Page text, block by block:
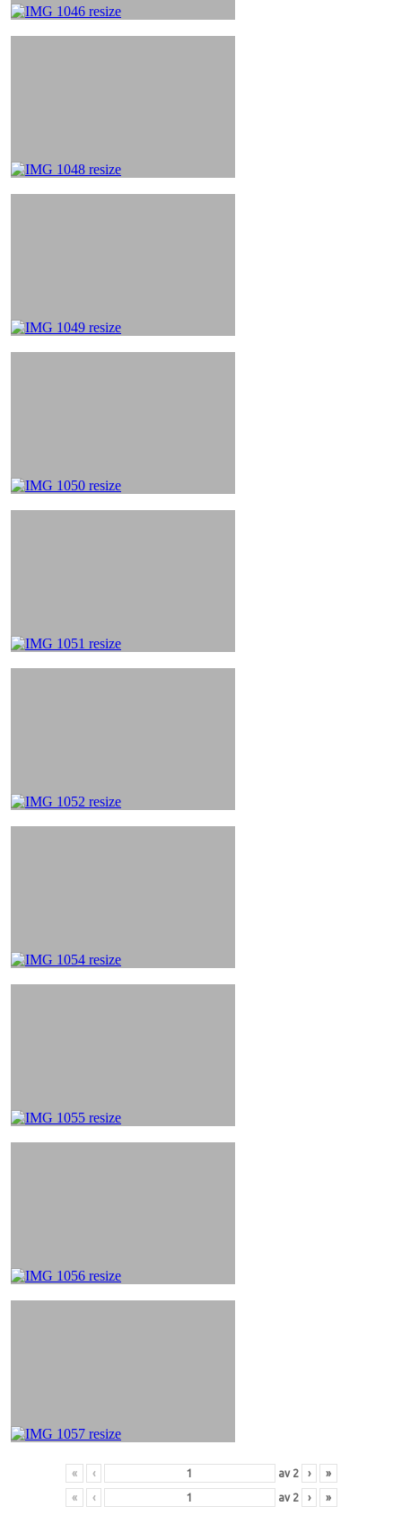
« ‹ av 2 › »
« ‹ av 2 › »